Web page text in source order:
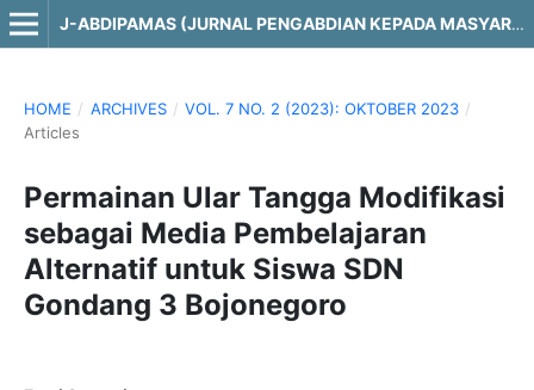
J-ABDIPAMAS (JURNAL PENGABDIAN KEPADA MASYARAKAT)
HOME / ARCHIVES / VOL. 7 NO. 2 (2023): OKTOBER 2023 /
Articles
Permainan Ular Tangga Modifikasi
sebagai Media Pembelajaran
Alternatif untuk Siswa SDN
Gondang 3 Bojonegoro